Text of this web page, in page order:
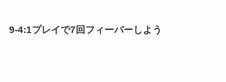
9-4:1プレイで7回フィーバーしよう